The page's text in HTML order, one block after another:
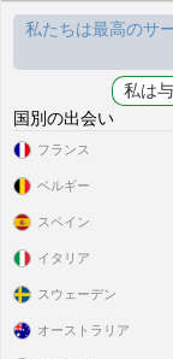
私たちは最高のサ
国別の出会い
フランス
ベルギー
スペイン
イタリア
スウェーデン
オーストラリア